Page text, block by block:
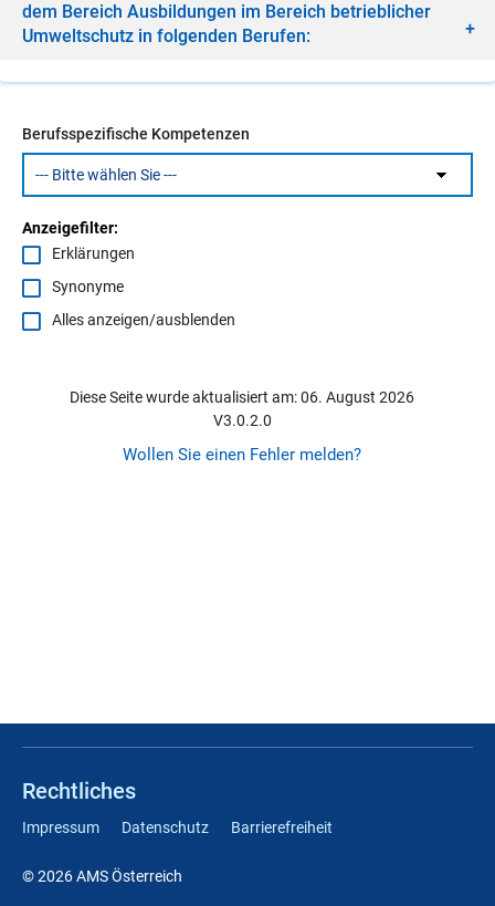
dem Be­reich Aus­bil­dun­gen im Be­reich be­trieb­li­cher
Um­welt­schutz in fol­gen­den Be­ru­fen:
Berufsspezifische Kompetenzen
Anzeigefilter:
Erklärungen
Synonyme
Alles anzeigen/ausblenden
Diese Seite wurde aktualisiert am: 06. August 2026
V3.0.2.0
Wollen Sie einen Fehler melden?
Rechtliches
Impressum Datenschutz Barrierefreiheit
© 2026 AMS Österreich